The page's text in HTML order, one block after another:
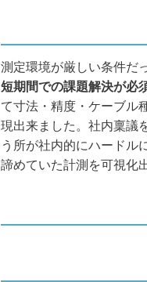
測定環境が厳しい条件だ
短期間での課題解決が必
て寸法・精度・ケーブル
現出来ました。社内稟議
う所が社内的にハードル
諦めていた計測を可視化